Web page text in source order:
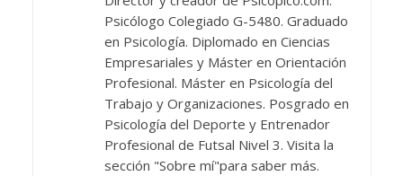
Psicólogo Colegiado G-5480. Graduado
en Psicología. Diplomado en Ciencias
Empresariales y Máster en Orientación
Profesional. Máster en Psicología del
Trabajo y Organizaciones. Posgrado en
Psicología del Deporte y Entrenador
Profesional de Futsal Nivel 3. Visita la
sección "Sobre mí"para saber más.